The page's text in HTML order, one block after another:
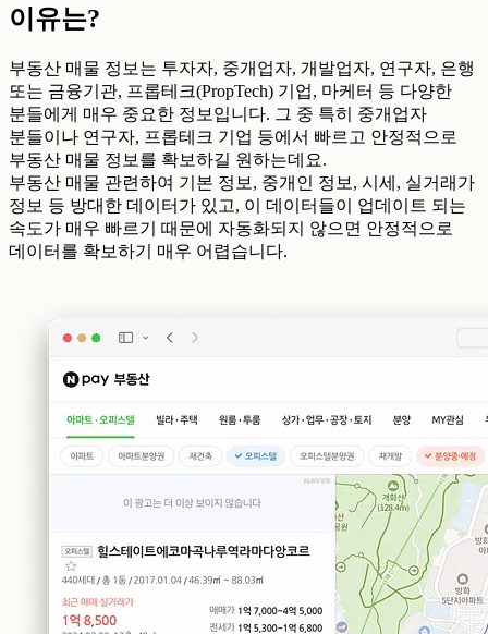
이유는?
부동산 매물 정보는 투자자, 중개업자, 개발업자, 연구자, 은행
또는 금융기관, 프롭테크(PropTech) 기업, 마케터 등 다양한
분들에게 매우 중요한 정보입니다. 그 중 특히 중개업자
분들이나 연구자, 프롭테크 기업 등에서 빠르고 안정적으로
부동산 매물 정보를 확보하길 원하는데요.
부동산 매물 관련하여 기본 정보, 중개인 정보, 시세, 실거래가
정보 등 방대한 데이터가 있고, 이 데이터들이 업데이트 되는
속도가 매우 빠르기 때문에 자동화되지 않으면 안정적으로
데이터를 확보하기 매우 어렵습니다.